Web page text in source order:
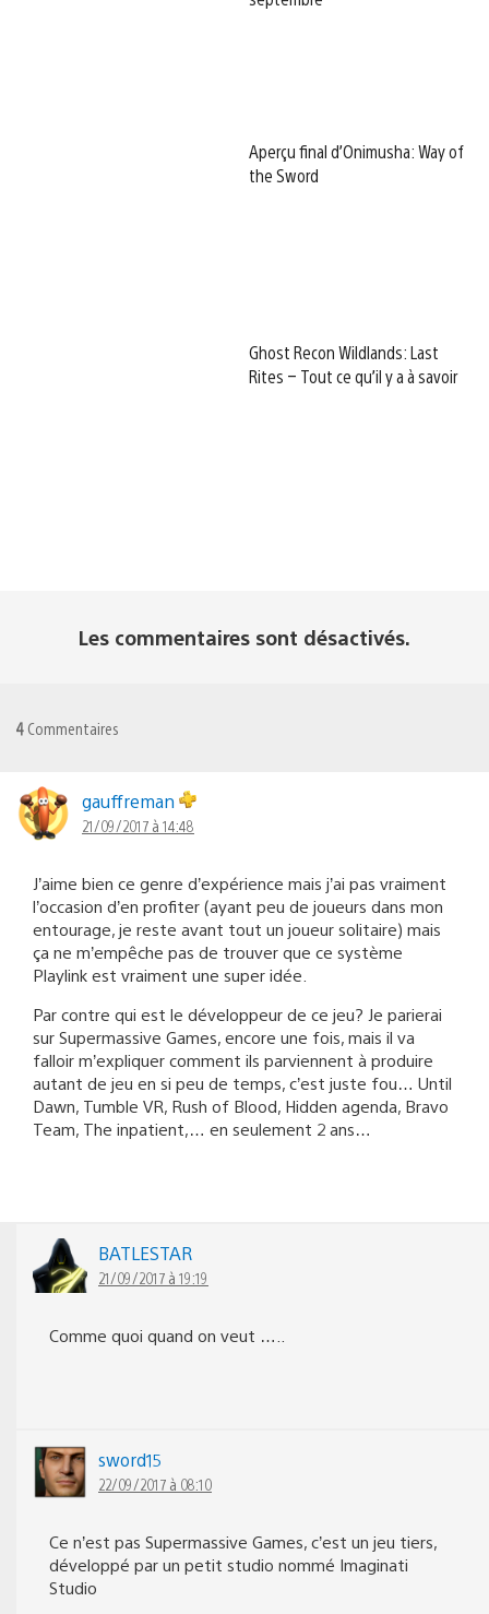
Aperçu final d’Onimusha: Way of
the Sword
Ghost Recon Wildlands: Last
Rites – Tout ce qu’il y a à savoir
Les commentaires sont désactivés.
4 Commentaires
gauffreman
21/09/2017 à 14:48
J’aime bien ce genre d’expérience mais j’ai pas vraiment
l’occasion d’en profiter (ayant peu de joueurs dans mon
entourage, je reste avant tout un joueur solitaire) mais
ça ne m’empêche pas de trouver que ce système
Playlink est vraiment une super idée.
Par contre qui est le développeur de ce jeu? Je parierai
sur Supermassive Games, encore une fois, mais il va
falloir m’expliquer comment ils parviennent à produire
autant de jeu en si peu de temps, c’est juste fou… Until
Dawn, Tumble VR, Rush of Blood, Hidden agenda, Bravo
Team, The inpatient,… en seulement 2 ans…
BATLESTAR
21/09/2017 à 19:19
Comme quoi quand on veut …..
sword15
22/09/2017 à 08:10
Ce n’est pas Supermassive Games, c’est un jeu tiers,
développé par un petit studio nommé Imaginati
Studio